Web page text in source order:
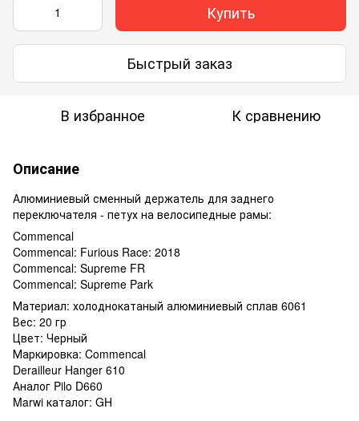
Купить
Быстрый заказ
В избранное К сравнению
Описание
Алюминиевый сменный держатель для заднего
переключателя - петух на велосипедные рамы:
Commencal
Commencal: Furious Race: 2018
Commencal: Supreme FR
Commencal: Supreme Park
Материал: холоднокатаный алюминиевый сплав 6061
Вес: 20 гр
Цвет: Черный
Маркировка: Commencal
Derailleur Hanger 610
Аналог Pilo D660
Marwi каталог: GH